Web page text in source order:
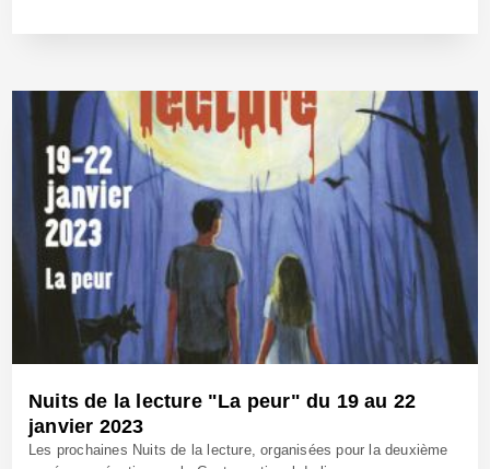
1 Fév 2023 - Réf: BW41560
Nuits de la lecture "La peur" du 19 au 22
janvier 2023
Les prochaines Nuits de la lecture, organisées pour la deuxième